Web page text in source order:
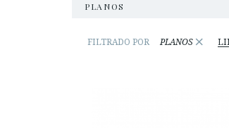
PLANOS
FILTRADO POR PLANOS ×